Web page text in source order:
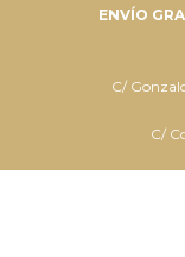
ENVÍO
C/
C/